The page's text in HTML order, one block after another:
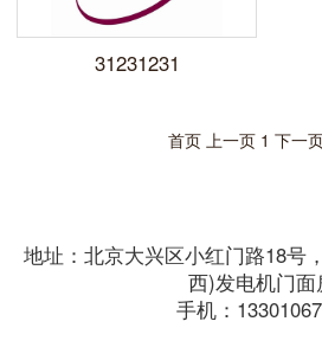
31231231
首页 上一页 1 下一
地址：北京大兴区小红门路18号
西)发电机门面
手机：